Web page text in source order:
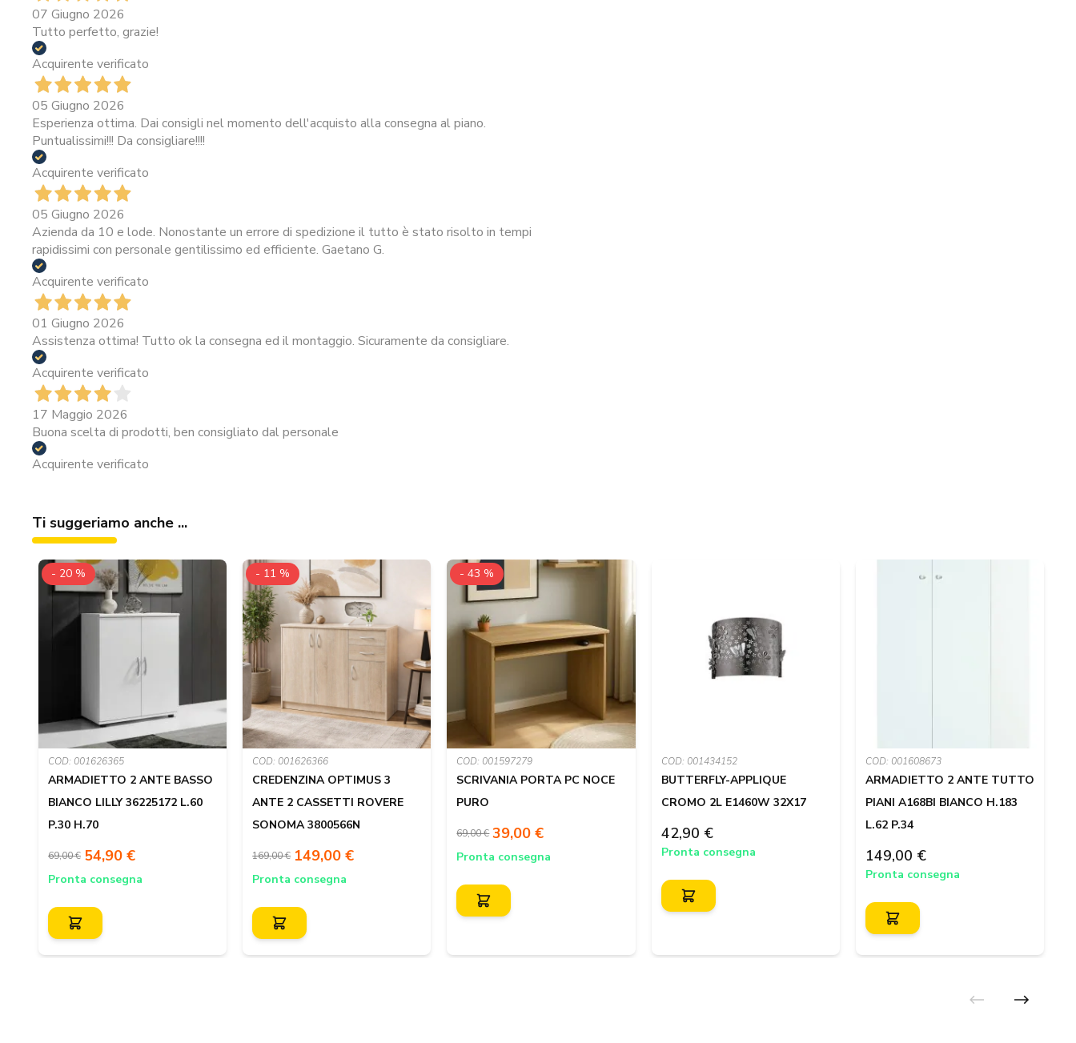
07 Giugno 2026
Tutto perfetto, grazie!
Acquirente verificato
05 Giugno 2026
Esperienza ottima. Dai consigli nel momento dell'acquisto alla consegna al piano.
Puntualissimi!!! Da consigliare!!!!
Acquirente verificato
05 Giugno 2026
Azienda da 10 e lode. Nonostante un errore di spedizione il tutto è stato risolto in tempi
rapidissimi con personale gentilissimo ed efficiente. Gaetano G.
Acquirente verificato
01 Giugno 2026
Assistenza ottima! Tutto ok la consegna ed il montaggio. Sicuramente da consigliare.
Acquirente verificato
17 Maggio 2026
Buona scelta di prodotti, ben consigliato dal personale
Acquirente verificato
Ti suggeriamo anche ...
COD: 001626365
ARMADIETTO 2 ANTE BASSO
BIANCO LILLY 36225172 L.60
P.30 H.70
- 20 %
69,00 € 54,90 €
Pronta consegna
COD: 001626366
CREDENZINA OPTIMUS 3
ANTE 2 CASSETTI ROVERE
SONOMA 3800566N
- 11 %
169,00 € 149,00 €
Pronta consegna
COD: 001597279
SCRIVANIA PORTA PC NOCE
PURO
- 43 %
69,00 € 39,00 €
Pronta consegna
COD: 001434152
BUTTERFLY-APPLIQUE
CROMO 2L E1460W 32X17
42,90 €
Pronta consegna
COD: 001608673
ARMADIETTO 2 ANTE TUTTO
PIANI A168BI BIANCO H.183
L.62 P.34
149,00 €
Pronta consegna